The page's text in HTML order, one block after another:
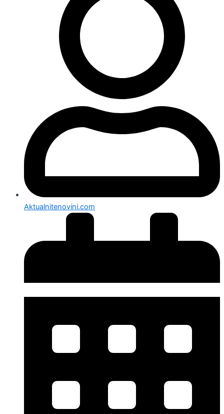
Aktualnitenovini.com